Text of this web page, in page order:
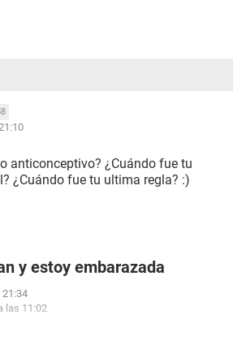
anticonceptivo? ¿Cuándo fue tu
¿Cuándo fue tu ultima regla? :)
y estoy embarazada
21:34
las 11:02